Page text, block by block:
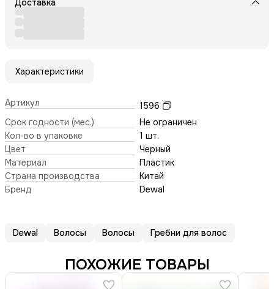
Доставка
Характеристики
Артикул
1596
Срок годности (мес.)
Не ограничен
Кол-во в упаковке
1 шт.
Цвет
Черный
Материал
Пластик
Страна производства
Китай
Бренд
Dewal
Dewal Волосы Волосы Гребни для волос
ПОХОЖИЕ ТОВАРЫ